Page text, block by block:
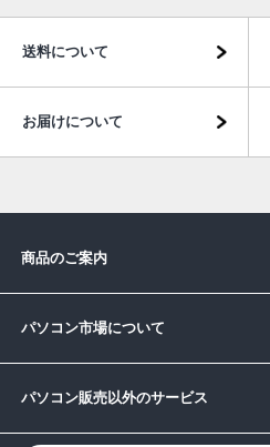
送料について
お届けについて
商品のご案内
パソコン市場について
パソコン販売以外のサービス